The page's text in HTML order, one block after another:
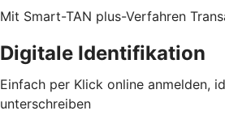
Mit Smart-TAN plus-Verfahren
Digitale Identifikation
Einfach per Klick online anmelden,
unterschreiben